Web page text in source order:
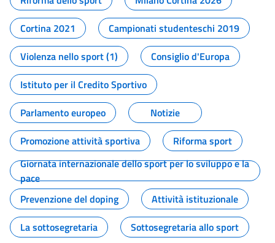
Cortina 2021
Campionati studenteschi 2019
Violenza nello sport (1)
Consiglio d'Europa
Istituto per il Credito Sportivo
Parlamento europeo
Notizie
Promozione attività sportiva
Riforma sport
Giornata internazionale dello sport per lo sviluppo e la
pace
Prevenzione del doping
Attività istituzionale
La sottosegretaria
Sottosegretaria allo sport